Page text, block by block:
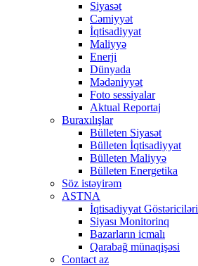
Siyasət
Cəmiyyət
İqtisadiyyat
Maliyyə
Enerji
Dünyada
Mədəniyyət
Foto sessiyalar
Aktual Reportaj
Buraxılışlar
Bülleten Siyasət
Bülleten İqtisadiyyat
Bülleten Maliyyə
Bülleten Energetika
Söz istəyirəm
ASTNA
İqtisadiyyat Göstəriciləri
Siyası Monitorinq
Bazarların icmalı
Qarabağ münaqişəsi
Contact az